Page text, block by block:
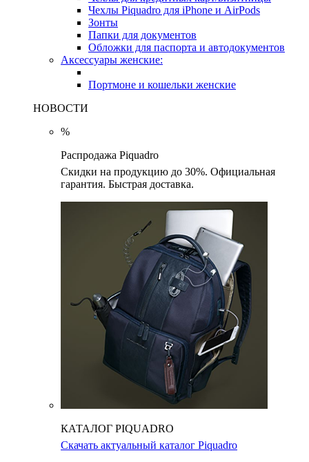
Чехлы Piquadro для iPhone и AirPods
Зонты
Папки для документов
Обложки для паспорта и автодокументов
Аксессуары женские:
Портмоне и кошельки женские
НОВОСТИ
%
Распродажа Piquadro
Скидки на продукцию до 30%. Официальная
гарантия. Быстрая доставка.
КАТАЛОГ PIQUADRO
Скачать актуальный каталог Piquadro